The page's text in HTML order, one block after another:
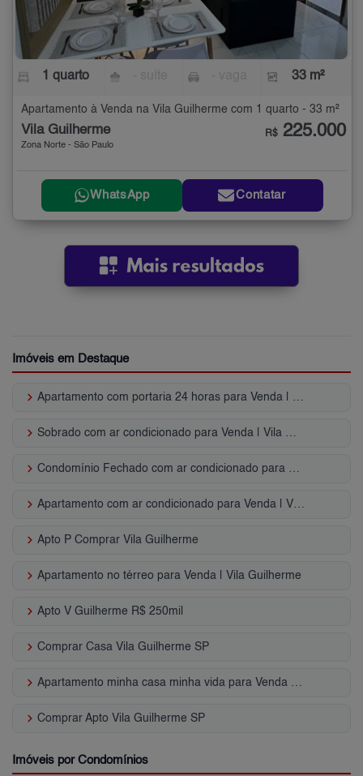
1 quarto 33 m²
Apartamento à Venda na Vila Guilherme com 1 quarto - 33 m²
Vila Guilherme
Zona Norte - São Paulo
R$ 225.000
WhatsApp Contatar
Imóveis em Destaque
keyboard_arrow_right Apartamento com portaria 24 horas para Venda | Vila Guilherme
keyboard_arrow_right Sobrado com ar condicionado para Venda | Vila Guilherme
keyboard_arrow_right Condomínio Fechado com ar condicionado para Venda | Vila Guilherme
keyboard_arrow_right Apartamento com ar condicionado para Venda | Vila Guilherme
keyboard_arrow_right Apto P Comprar Vila Guilherme
keyboard_arrow_right Apartamento no térreo para Venda | Vila Guilherme
keyboard_arrow_right Apto V Guilherme R$ 250mil
keyboard_arrow_right Comprar Casa Vila Guilherme SP
keyboard_arrow_right Apartamento minha casa minha vida para Venda | Vila Guilherme
keyboard_arrow_right Comprar Apto Vila Guilherme SP
Imóveis por Condomínios